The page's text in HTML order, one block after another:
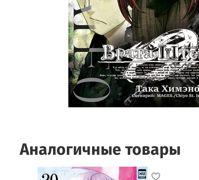
Аналогичные товары